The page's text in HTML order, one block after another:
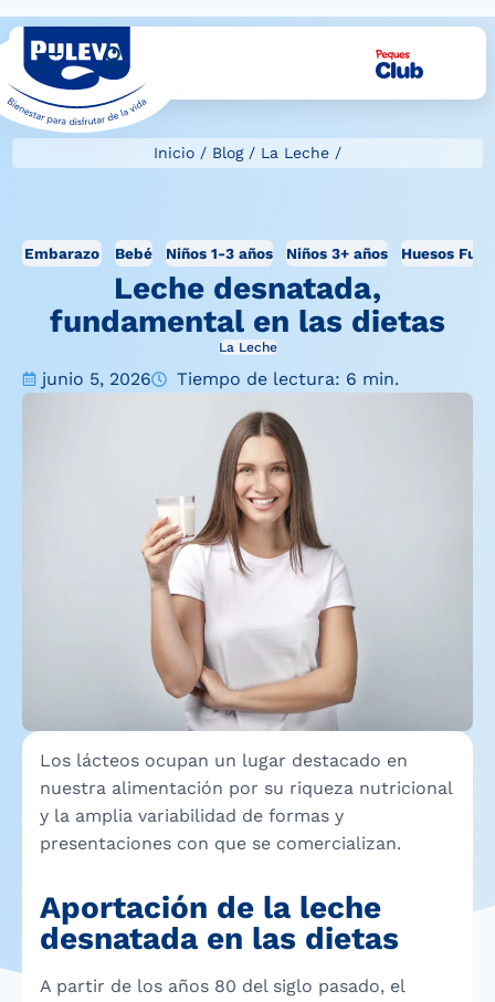
Inicio / Blog/ La Leche /
Embarazo Bebé Niños 1-3 años Niños 3+ años Huesos
Leche desnatada,
fundamental en las dietas
La Leche
junio 5, 2026 Tiempo de lectura: 6 min.
Los lácteos ocupan un lugar destacado en
nuestra alimentación por su riqueza nutricional
y la amplia variabilidad de formas y
presentaciones con que se comercializan.
Aportación de la leche
desnatada en las dietas
A partir de los años 80 del siglo pasado, el